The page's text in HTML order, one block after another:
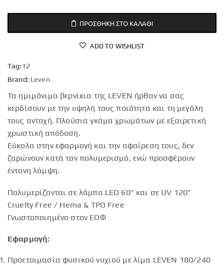
ΠΡΟΣΘΉΚΗ ΣΤΟ ΚΑΛΆΘΙ
ADD TO WISHLIST
Tag: t2
Brand: Leven
Τα ημιμόνιμα βερνίκια της LEVEN ήρθαν να σας
κερδίσουν με την υψηλή τους ποιότητα και τη μεγάλη
τους αντοχή. Πλούσια γκάμα χρωμάτων με εξαιρετική
χρωστική απόδοση.
Εύκολα στην εφαρμογή και την αφαίρεση τους, δεν
ζαρώνουν κατά τον πολυμερισμό, ενώ προσφέρουν
έντονη λάμψη.
Πολυμερίζονται σε λάμπα LED 60” και σε UV 120”
Cruelty Free / Hema & TPO Free
Γνωστοποιημένο στον ΕΟΦ
Εφαρμογή:
Προετοιμασία φυσικού νυχιού με λίμα LEVEN 180/240